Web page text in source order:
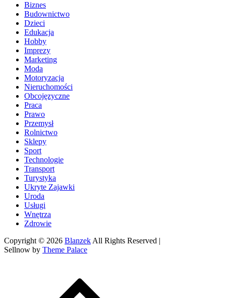
Biznes
Budownictwo
Dzieci
Edukacja
Hobby
Imprezy
Marketing
Moda
Motoryzacja
Nieruchomości
Obcojęzyczne
Praca
Prawo
Przemysł
Rolnictwo
Sklepy
Sport
Technologie
Transport
Turystyka
Ukryte Zajawki
Uroda
Usługi
Wnętrza
Zdrowie
Copyright © 2026 BlanzekAll Rights Reserved |
Sellnow by Theme Palace